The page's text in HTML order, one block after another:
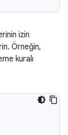
izin
Örneğin,
kuralı